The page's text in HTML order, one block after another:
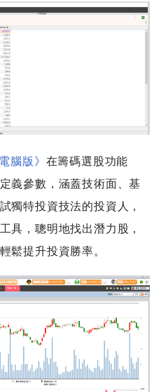
腦版》 在籌碼選股功能
義參數，涵蓋技術面、基
獨特投資技法的投資人，
具，聰明地找出潛力股，
鬆提升投資勝率。